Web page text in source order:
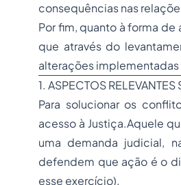
consequências nas
Por fim, quanto à forma
que através do
alterações implementadas
1. ASPECTOS
Para solucionar os
acesso à Justiça.Aquele
uma demanda judicial,
defendem que ação é o
esse exercício).